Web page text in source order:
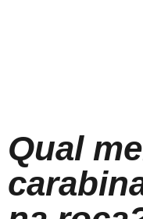
Qual